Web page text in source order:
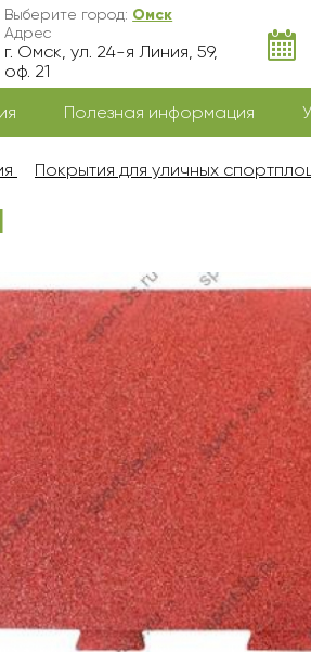
Выберите город: Омск
Адрес
г. Омск, ул. 24-я Линия, 59,
оф. 21
Полезная информация
Покрытия для уличных